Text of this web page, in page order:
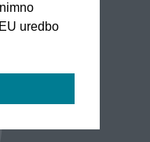
uredbo
mesto
Gradec